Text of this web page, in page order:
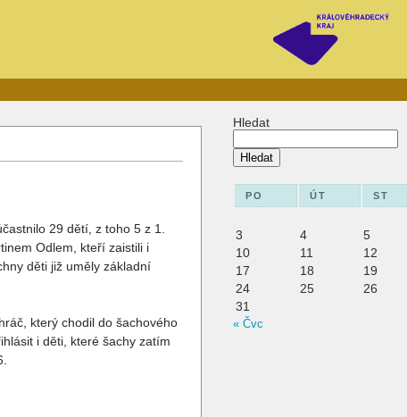
Hledat
Hledat
PO ÚT ST
3 4
5
10
11
12
17
18
19
24
25
26
31
« Čvc
29 dětí, z toho 5 z 1.
Odlem, kteří zaistili i
děti již uměly základní
který chodil do šachového
i děti, které šachy zatím